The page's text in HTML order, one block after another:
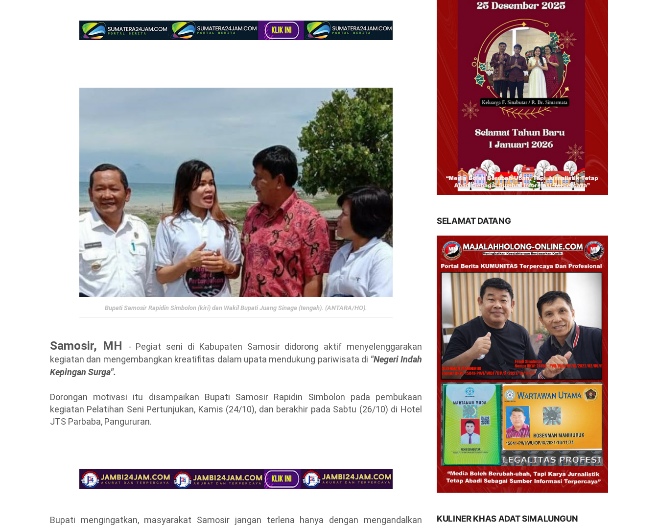
Bupati Samosir Rapidin Simbolon (kiri) dan Wakil Bupati Juang Sinaga (tengah). (ANTARA/HO).
Samosir, MH
- Pegiat seni di Kabupaten Samosir didorong aktif menyelenggarakan
kegiatan dan mengembangkan kreatifitas dalam upata mendukung pariwisata di "Negeri Indah
Kepingan Surga".
Dorongan motivasi itu disampaikan Bupati Samosir Rapidin Simbolon pada pembukaan
kegiatan Pelatihan Seni Pertunjukan, Kamis (24/10), dan berakhir pada Sabtu (26/10) di Hotel
JTS Parbaba, Pangururan.
Bupati mengingatkan, masyarakat Samosir jangan terlena hanya dengan mengandalkan
SELAMAT DATANG
KULINER KHAS ADAT SIMALUNGUN